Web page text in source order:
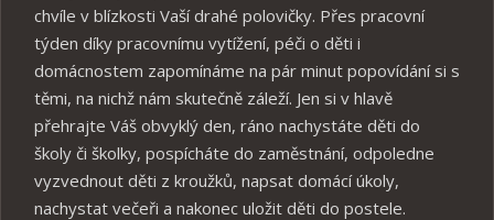
chvíle v blízkosti Vaší drahé polovičky. Přes pracovní
týden díky pracovnímu vytížení, péči o děti i
domácnostem zapomínáme na pár minut popovídání si s
těmi, na nichž nám skutečně záleží. Jen si v hlavě
přehrajte Váš obvyklý den, ráno nachystáte děti do
školy či školky, pospícháte do zaměstnání, odpoledne
vyzvednout děti z kroužků, napsat domácí úkoly,
nachystat večeři a nakonec uložit děti do postele.